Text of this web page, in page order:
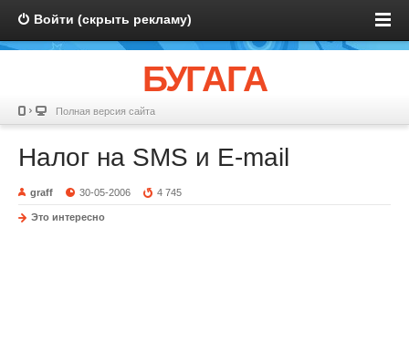
Войти (скрыть рекламу)
БУГАГА
Полная версия сайта
Налог на SMS и E-mail
graff 30-05-2006 4 745
Это интересно